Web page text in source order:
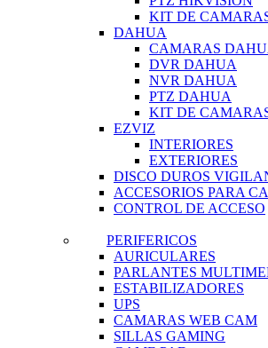
KIT DE
DAHUA
CAMARAS
DVR DAHUA
NVR DAHUA
PTZ DAHUA
KIT DE
EZVIZ
INTERIORES
EXTERIORES
DISCO DUROS
ACCESORIOS PARA
CONTROL DE ACCESO
PERIFERICOS
AURICULARES
PARLANTES
ESTABILIZADORES
UPS
CAMARAS WEB CAM
SILLAS GAMING